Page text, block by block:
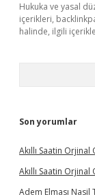
Hukuka ve yasal
içerikleri,
halinde, ilgili
Son yorumlar
Akıllı Saatin Orjinal
Akıllı Saatin Orjinal
Adem Elması Nasil